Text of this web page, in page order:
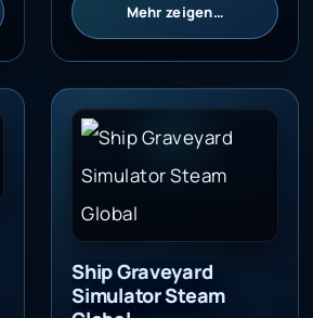
Mehr zeigen…
Ship Graveyard Simulator
Ship Graveyard
Simulator Steam